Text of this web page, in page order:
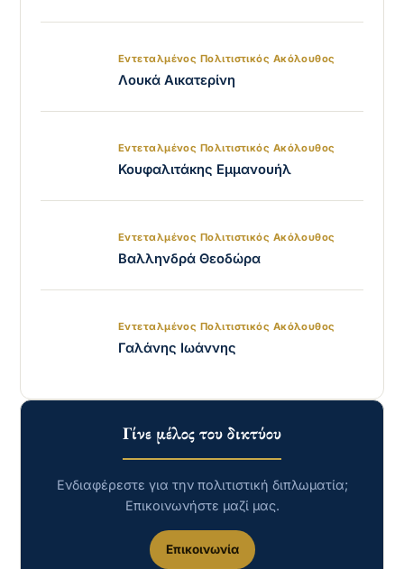
Εντεταλμένος Πολιτιστικός Ακόλουθος
Λουκά Αικατερίνη
Εντεταλμένος Πολιτιστικός Ακόλουθος
Κουφαλιτάκης Εμμανουήλ
Εντεταλμένος Πολιτιστικός Ακόλουθος
Βαλληνδρά Θεοδώρα
Εντεταλμένος Πολιτιστικός Ακόλουθος
Γαλάνης Ιωάννης
Γίνε μέλος του δικτύου
Ενδιαφέρεστε για την πολιτιστική διπλωματία;
Επικοινωνήστε μαζί μας.
Επικοινωνία